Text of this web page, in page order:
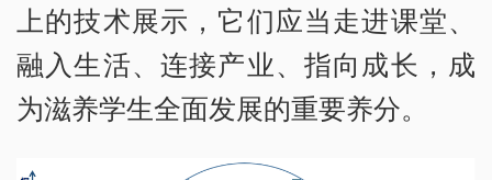
上的技术展示，它们应当走进课堂、
融入生活、连接产业、指向成长，成
为滋养学生全面发展的重要养分。